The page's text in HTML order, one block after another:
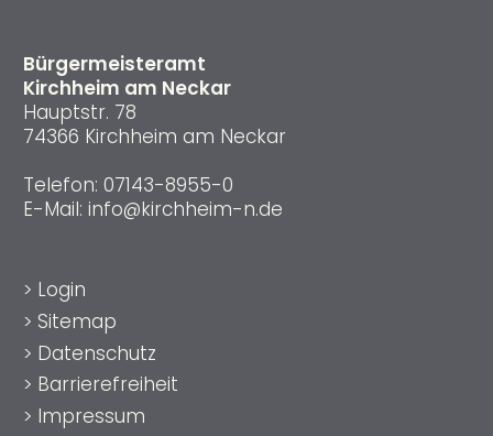
Bürgermeisteramt
Kirchheim am Neckar
Hauptstr. 78
74366 Kirchheim am Neckar
Telefon: 07143-8955-0
E-Mail: info@kirchheim-n.de
> Login
> Sitemap
> Datenschutz
> Barrierefreiheit
> Impressum